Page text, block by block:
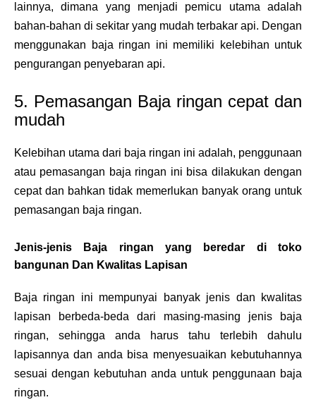
lainnya, dimana yang menjadi pemicu utama adalah
bahan-bahan di sekitar yang mudah terbakar api. Dengan
menggunakan baja ringan ini memiliki kelebihan untuk
pengurangan penyebaran api.
5. Pemasangan Baja ringan cepat dan
mudah
Kelebihan utama dari baja ringan ini adalah, penggunaan
atau pemasangan baja ringan ini bisa dilakukan dengan
cepat dan bahkan tidak memerlukan banyak orang untuk
pemasangan baja ringan.
Jenis-jenis Baja ringan yang beredar di toko
bangunan Dan Kwalitas Lapisan
Baja ringan ini mempunyai banyak jenis dan kwalitas
lapisan berbeda-beda dari masing-masing jenis baja
ringan, sehingga anda harus tahu terlebih dahulu
lapisannya dan anda bisa menyesuaikan kebutuhannya
sesuai dengan kebutuhan anda untuk penggunaan baja
ringan.